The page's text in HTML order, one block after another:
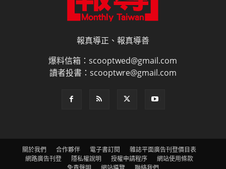
報真導正、報真導善
爆料信箱：scooptwed@gmail.com
讀者投書：scooptwre@gmail.com
關於我們 合作夥伴 電子書訂閱
雜誌平面廣告刊登價目表
網路廣告刊登
隱私權說明 授權申請程序
網站使用條款